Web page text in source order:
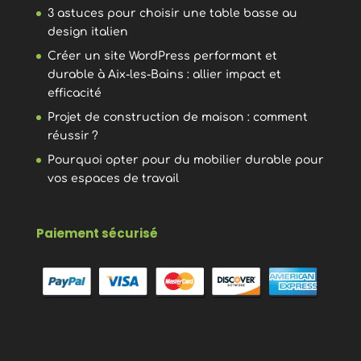
3 astuces pour choisir une table basse au
design italien
Créer un site WordPress performant et
durable à Aix-les-Bains : allier impact et
efficacité
Projet de construction de maison : comment
réussir ?
Pourquoi opter pour du mobilier durable pour
vos espaces de travail
Paiement sécurisé